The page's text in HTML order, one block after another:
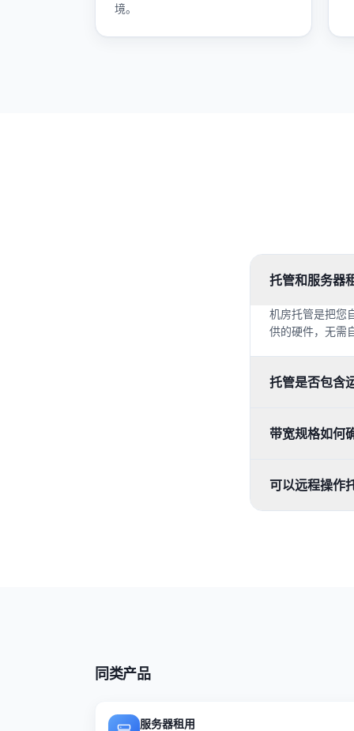
境。
托管和服务器
机房托管是把您
供的硬件，无需
托管是否包含
带宽规格如何
可以远程操作
同类产品
服务器租用